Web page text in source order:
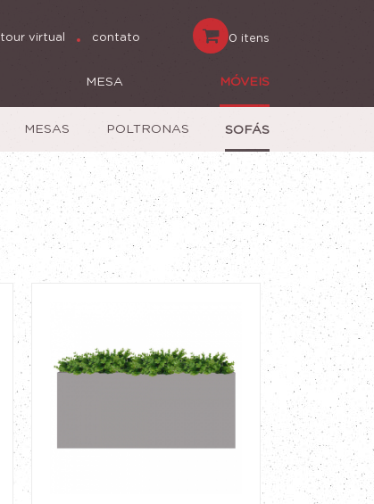
tour virtual contato 0 itens
MESA MÓVEIS
MESAS POLTRONAS SOFÁS